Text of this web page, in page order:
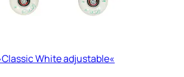
White adjustable«